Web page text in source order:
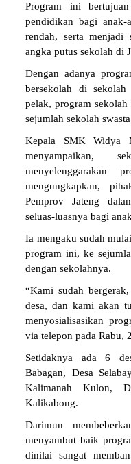
Program ini
pendidikan bagi
rendah, serta menjadi
angka putus sekolah di
Dengan adanya
bersekolah di
pelak, program
sejumlah sekolah
Kepala SMK Widya
menyampaikan,
menyelenggarakan
mengungkapkan,
Pemprov Jateng
seluas-luasnya bagi
Ia mengaku sudah
program ini, ke
dengan sekolahnya.
“Kami sudah
desa, dan kami akan
menyosialisasikan
via telepon pada Rabu,
Setidaknya ada 6
Babagan, Desa
Kalimanah Kulon,
Kalikabong.
Darimun
menyambut baik
dinilai sangat